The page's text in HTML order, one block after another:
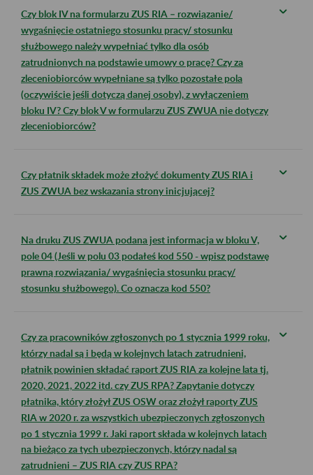
Czy blok IV na formularzu ZUS RIA – rozwiązanie/
wygaśnięcie ostatniego stosunku pracy/ stosunku
służbowego należy wypełniać tylko dla osób
zatrudnionych na podstawie umowy o pracę? Czy za
zleceniobiorców wypełniane są tylko pozostałe pola
(oczywiście jeśli dotyczą danej osoby), z wyłączeniem
bloku IV? Czy blok V w formularzu ZUS ZWUA nie dotyczy
zleceniobiorców?
Czy płatnik składek może złożyć dokumenty ZUS RIA i
ZUS ZWUA bez wskazania strony inicjującej?
Na druku ZUS ZWUA podana jest informacja w bloku V,
pole 04 (Jeśli w polu 03 podałeś kod 550 - wpisz podstawę
prawną rozwiązania/ wygaśnięcia stosunku pracy/
stosunku służbowego). Co oznacza kod 550?
Czy za pracowników zgłoszonych po 1 stycznia 1999 roku,
którzy nadal są i będą w kolejnych latach zatrudnieni,
płatnik powinien składać raport ZUS RIA za kolejne lata tj.
2020, 2021, 2022 itd. czy ZUS RPA? Zapytanie dotyczy
płatnika, który złożył ZUS OSW oraz złożył raporty ZUS
RIA w 2020 r. za wszystkich ubezpieczonych zgłoszonych
po 1 stycznia 1999 r. Jaki raport składa w kolejnych latach
na bieżąco za tych ubezpieczonych, którzy nadal są
zatrudnieni – ZUS RIA czy ZUS RPA?